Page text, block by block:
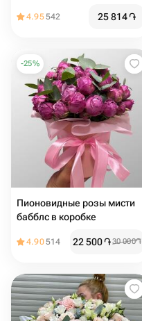
4.95542 25 814֏
-25%
Пионовидные розы мисти
бабблс в коробке
4.90514 22 500֏30 000֏